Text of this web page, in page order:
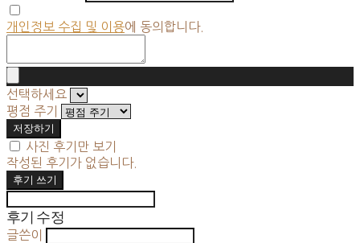
개인정보 수집 및 이용에 동의합니다.
선택하세요
평점 주기
저장하기
사진 후기만 보기
작성된 후기가 없습니다.
후기 쓰기
후기 수정
글쓴이